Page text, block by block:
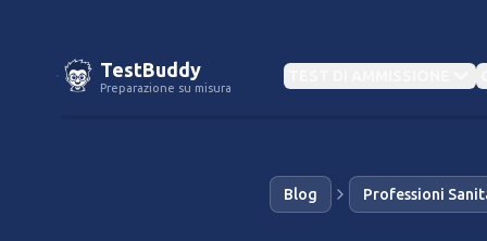
TestBuddy
Preparazione su misura
Blog Professioni